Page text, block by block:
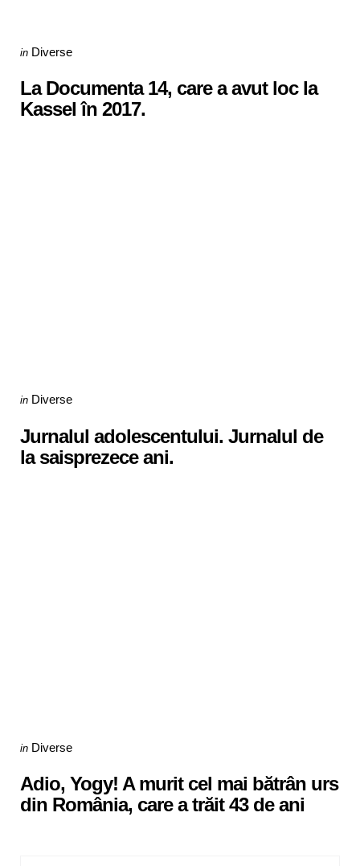
Categories
Posted
in Diverse
La Documenta 14, care a avut loc la
Kassel în 2017.
Categories
Posted
in Diverse
Jurnalul adolescentului. Jurnalul de
la saisprezece ani.
Categories
Posted
in Diverse
Adio, Yogy! A murit cel mai bătrân urs
din România, care a trăit 43 de ani